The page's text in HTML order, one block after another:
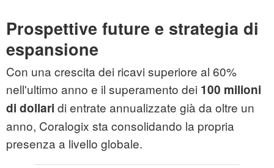
Prospettive future e strategia di
espansione
Con una crescita dei ricavi superiore al 60%
nell'ultimo anno e il superamento dei 100 milioni
di dollari di entrate annualizzate già da oltre un
anno, Coralogix sta consolidando la propria
presenza a livello globale.